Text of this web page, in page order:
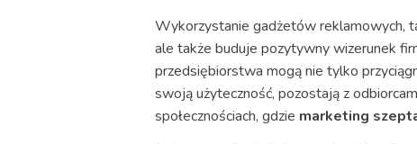
Wykorzystanie gadżetów reklamowych,
ale także buduje pozytywny wizerunek
przedsiębiorstwa mogą nie tylko
swoją użyteczność, pozostają z
społecznościach, gdzie marketing